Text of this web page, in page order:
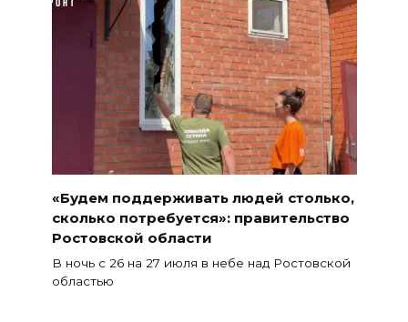
«Будем поддерживать людей столько,
сколько потребуется»: правительство
Ростовской области
В ночь с 26 на 27 июля в небе над Ростовской
областью